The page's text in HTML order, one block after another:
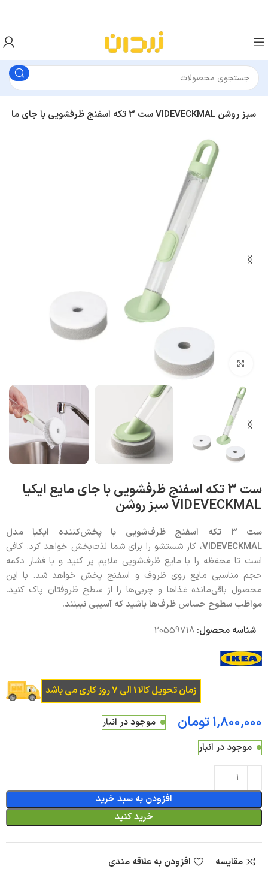
ست 3 تکه اسفنج ظرفشویی با جای مایع ایکیا VIDEVECKMAL سبز روشن
بزرگنمایی تصویر
ست 3 تکه اسفنج ظرفشویی با جای مایع ایکیا
VIDEVECKMAL سبز روشن
ست ۳ تکه اسفنج ظرف‌شویی با پخش‌کننده ایکیا مدل
VIDEVECKMAL، کار شستشو را برای شما لذت‌بخش خواهد کرد. کافی
است تا محفظه را با مایع ظرف‌شویی ملایم پر کنید و با فشار دکمه
حجم مناسبی مایع روی ظروف و اسفنج پخش خواهد شد. با این
محصول باقی‌مانده غذاها و چربی‌ها را از سطح ظروفتان پاک کنید.
مواظب سطوح حساس ظرف‌ها باشید که آسیبی نبینند.
شناسه محصول:20559718
زمان تحویل کالا 1 الی 7 روز کاری می باشد
تومان
موجود در انبار
موجود در انبار
افزودن به سبد خرید
خرید کنید
مقایسه افزودن به علاقه مندی